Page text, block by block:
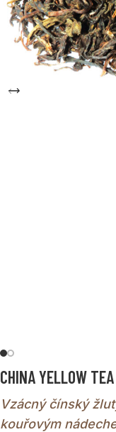
CHINA YELLOW
Vzácný čínský
kouřovým